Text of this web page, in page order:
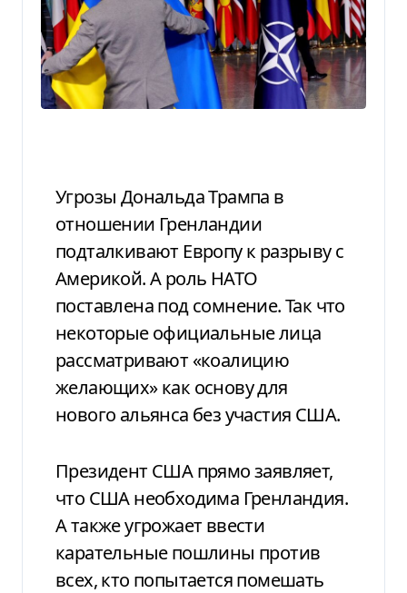
Угрозы Дональда Трампа в
отношении Гренландии
подталкивают Европу к разрыву с
Америкой. А роль НАТО
поставлена ​​под сомнение. Так что
некоторые официальные лица
рассматривают «коалицию
желающих» как основу для
нового альянса без участия США.
Президент США прямо заявляет,
что США необходима Гренландия.
А также угрожает ввести
карательные пошлины против
всех, кто попытается помешать